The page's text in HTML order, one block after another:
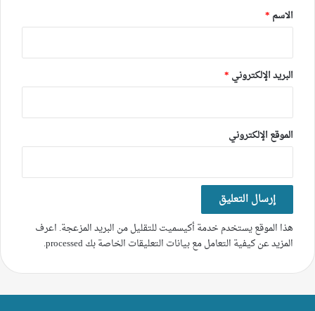
*
الاسم *
البريد الإلكتروني *
الموقع الإلكتروني
هذا الموقع يستخدم خدمة أكيسميت للتقليل من البريد المزعجة. اعرف
المزيد عن كيفية التعامل مع بيانات التعليقات الخاصة بك processed
.